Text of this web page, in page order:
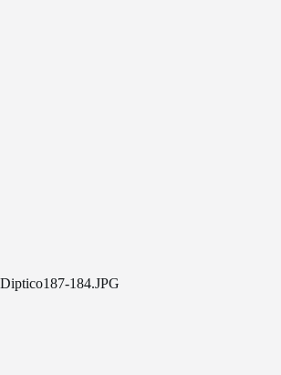
Diptico187-184.JPG